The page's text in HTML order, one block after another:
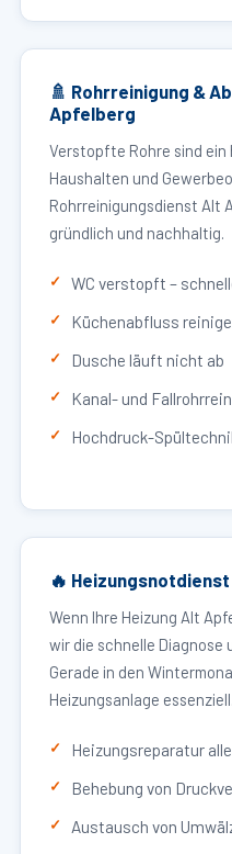
🚿 Rohrreinigung &
Apfelberg
Verstopfte Rohre sind ein
Haushalten und
Rohrreinigungsdienst Alt
gründlich und nachhaltig.
WC verstopft –
Küchenabfluss
Dusche läuft nicht ab
Kanal- und
Hochdruck-
🔥
Wenn Ihre Heizung Alt
wir die schnelle
Gerade in den
Heizungsanlage essenziell.
Heizungsreparatur
Behebung von
Austausch von